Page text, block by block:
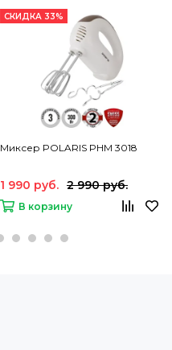
СКИДКА 33%
Миксер POLARIS PHM 3018
1 990 руб. 2 990 руб.
В корзину